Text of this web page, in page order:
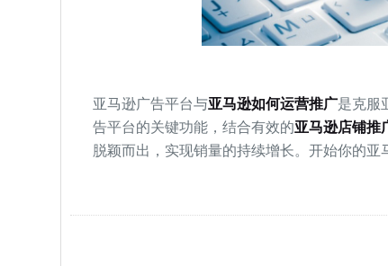
亚马逊广告平台与亚马逊如何运营推广是克服
告平台的关键功能，结合有效的亚马逊店铺推
脱颖而出，实现销量的持续增长。开始你的